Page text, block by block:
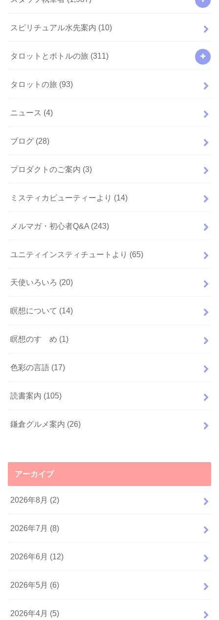
スピリチュアル水先案内 (10)
タロットとボトルの旅 (311)
タロットの旅 (93)
ニュース (4)
ブログ (28)
プロダクトのご案内 (3)
ミスティカビューティーより (14)
メルマガ・初心者Q&A (243)
ユニティインスティチュートより (65)
天使いろいろ (20)
瞑想について (14)
瞑想のすゝめ (1)
色彩の言語 (17)
読書案内 (105)
鎌倉グルメ案内 (26)
アーカイブ
2026年8月 (2)
2026年7月 (8)
2026年6月 (12)
2026年5月 (6)
2026年4月 (5)